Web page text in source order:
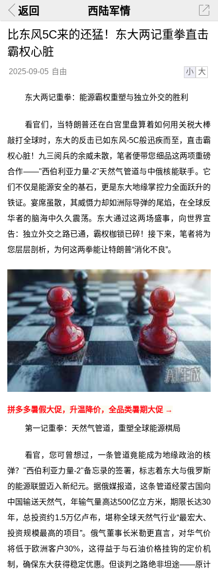
返回 西陆军情
比东风5C来的还猛！东大两记重拳直击
霸权心脏
2025-09-05 自由 小 大
东大两记重拳：能源霸权重塑与独立外交的胜利
看官们，当特朗普还在白宫里盘算着如何用关税大棒
敲打全球时，东大的反击已如东风-5C般迅疾而至，直击霸
权心脏！九三阅兵的余威未散，笔者便带您细品这两项重磅
合作——"西伯利亚力量-2"天然气管道与中俄核能联手。它
们不仅是能源安全的基石，更是东大地缘掌控力全面跃升的
铁证。宴席虽散，其威慑力却如洲际导弹的尾焰，在全球反
华者的脑海中久久震荡。东大通过这两场盛事，向世界宣
告：独立外交之路已通，霸权枷锁已碎！接下来，笔者将为
您层层剖析，为何这两拳能让特朗普“消化不良”。
拼多多暑假大促，升温降价，全品类暑期大促 →
第一记重拳：天然气管道，重塑全球能源棋局
看官，您可曾想过，一条管道竟能成为地缘政治的核
弹？"西伯利亚力量-2"备忘录的签署，标志着东大与俄罗斯
的能源联盟迈入新纪元。据俄媒报道，这条管道经蒙古国向
中国输送天然气，年输气量高达500亿立方米，期限长达30
年，总投资约1.5万亿卢布，堪称全球天然气行业“最宏大、
投资规模最高的项目”。俄气董事长米勒更直言，对华气价
将低于欧洲客户30%，这得益于与石油价格挂钩的定价机
制，确保东大获得稳定优惠。但谈判之路绝非坦途——原计